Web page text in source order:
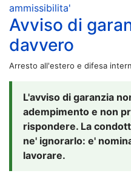
ammissibilita'
Avviso di
davvero
Arresto all'estero e difesa
L'avviso di garanzia
adempimento e non
rispondere. La
ne' ignorarlo: e'
lavorare.